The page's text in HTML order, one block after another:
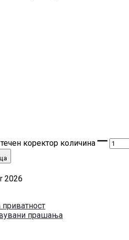
коректор количина
2026
прашања